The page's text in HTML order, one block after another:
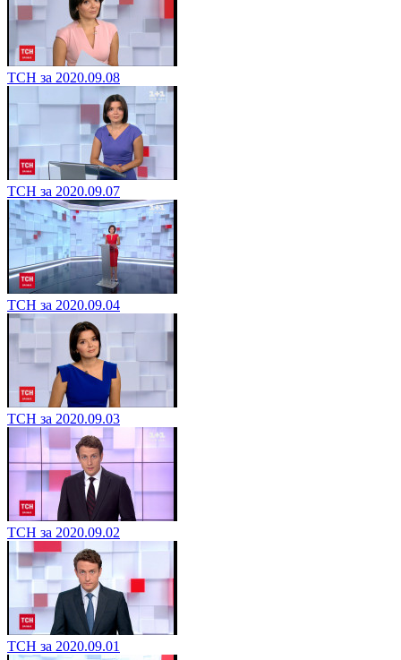
ТСН за 2020.09.08
ТСН за 2020.09.07
ТСН за 2020.09.04
ТСН за 2020.09.03
ТСН за 2020.09.02
ТСН за 2020.09.01